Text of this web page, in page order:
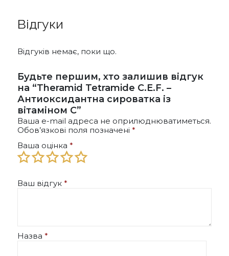
на
товару
Відгуки
Відгуків немає, поки що.
Будьте першим, хто залишив відгук
на “Theramid Tetramide C.E.F. –
Антиоксидантна сироватка із
вітаміном C”
Ваша e-mail адреса не оприлюднюватиметься.
Обов’язкові поля позначені *
Ваша оцінка *
Ваш відгук *
Назва *